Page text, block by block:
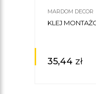
MARDOM DECOR
KLEJ
35,44 zł